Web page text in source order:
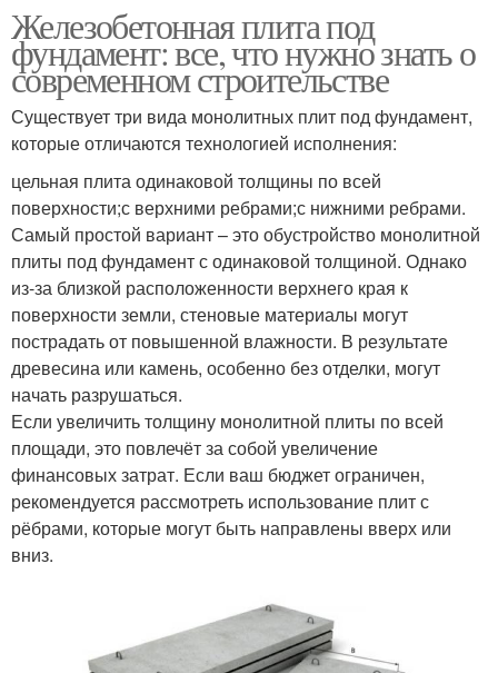
Железобетонная плита под
фундамент: все, что нужно знать о
современном строительстве
Существует три вида монолитных плит под фундамент,
которые отличаются технологией исполнения:
цельная плита одинаковой толщины по всей
поверхности;с верхними ребрами;с нижними ребрами.
Самый простой вариант – это обустройство монолитной
плиты под фундамент с одинаковой толщиной. Однако
из-за близкой расположенности верхнего края к
поверхности земли, стеновые материалы могут
пострадать от повышенной влажности. В результате
древесина или камень, особенно без отделки, могут
начать разрушаться.
Если увеличить толщину монолитной плиты по всей
площади, это повлечёт за собой увеличение
финансовых затрат. Если ваш бюджет ограничен,
рекомендуется рассмотреть использование плит с
рёбрами, которые могут быть направлены вверх или
вниз.